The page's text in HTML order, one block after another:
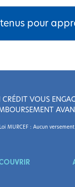
pour
CRÉDIT VOUS
Loi MURCEF : Aucun